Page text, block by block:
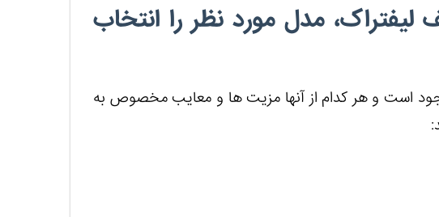
لیفتراک، مدل مورد نظر را انتخاب
است و هر کدام از آنها مزیت ها و معایب مخصوص به